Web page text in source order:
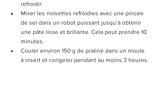
refroidir.
Mixer les noisettes refroidies avec une pincée
de sel dans un robot puissant jusqu’à obtenir
une pâte lisse et brillante. Cela peut prendre 10
minutes.
Couler environ 150 g de praliné dans un moule
à insert et congeler pendant au moins 3 heures.